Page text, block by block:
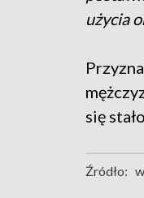
użycia
się stało.
Źródło: